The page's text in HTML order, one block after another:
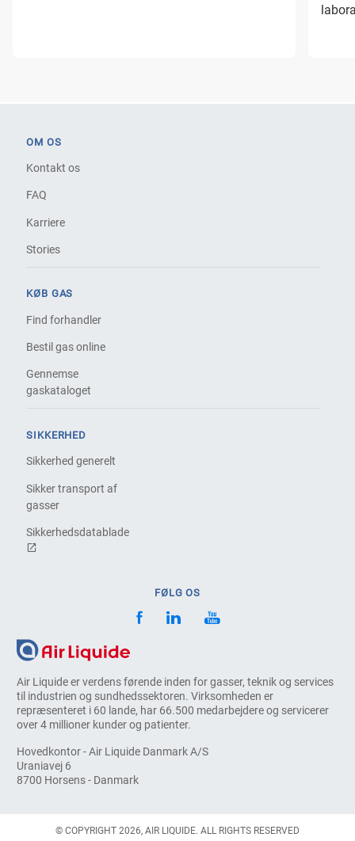
Air Liquide er verdens førende inden for gasser, teknik og services
til industrien og sundhedssektoren. Virksomheden er
repræsenteret i 60 lande, har 66.500 medarbejdere og servicerer
over 4 millioner kunder og patienter.
Hovedkontor - Air Liquide Danmark A/S
Uraniavej 6
8700 Horsens - Danmark
OM OS
Kontakt os
FAQ
Karriere
Stories
KØB GAS
Find forhandler
Bestil gas online
Gennemse
gaskataloget
SIKKERHED
Sikkerhed generelt
Sikker transport af
gasser
Sikkerhedsdatablade
FØLG OS
© COPYRIGHT 2026, AIR LIQUIDE. ALL RIGHTS RESERVED